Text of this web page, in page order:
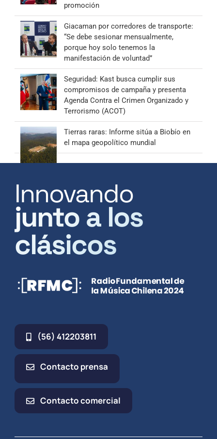
promoción
Giacaman por corredores de transporte:
“Se debe sesionar mensualmente,
porque hoy solo tenemos la
manifestación de voluntad”
Seguridad: Kast busca cumplir sus
compromisos de campaña y presenta
Agenda Contra el Crimen Organizado y
Terrorismo (ACOT)
Tierras raras: Informe sitúa a Biobío en
el mapa geopolítico mundial
Innovando
junto a los
clásicos
(56) 412203811
Contacto prensa
Contacto comercial